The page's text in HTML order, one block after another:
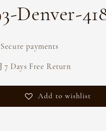
Denver-
payments
7 Days Free Return
Add to wishlist